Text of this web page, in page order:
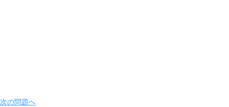
次の問題へ